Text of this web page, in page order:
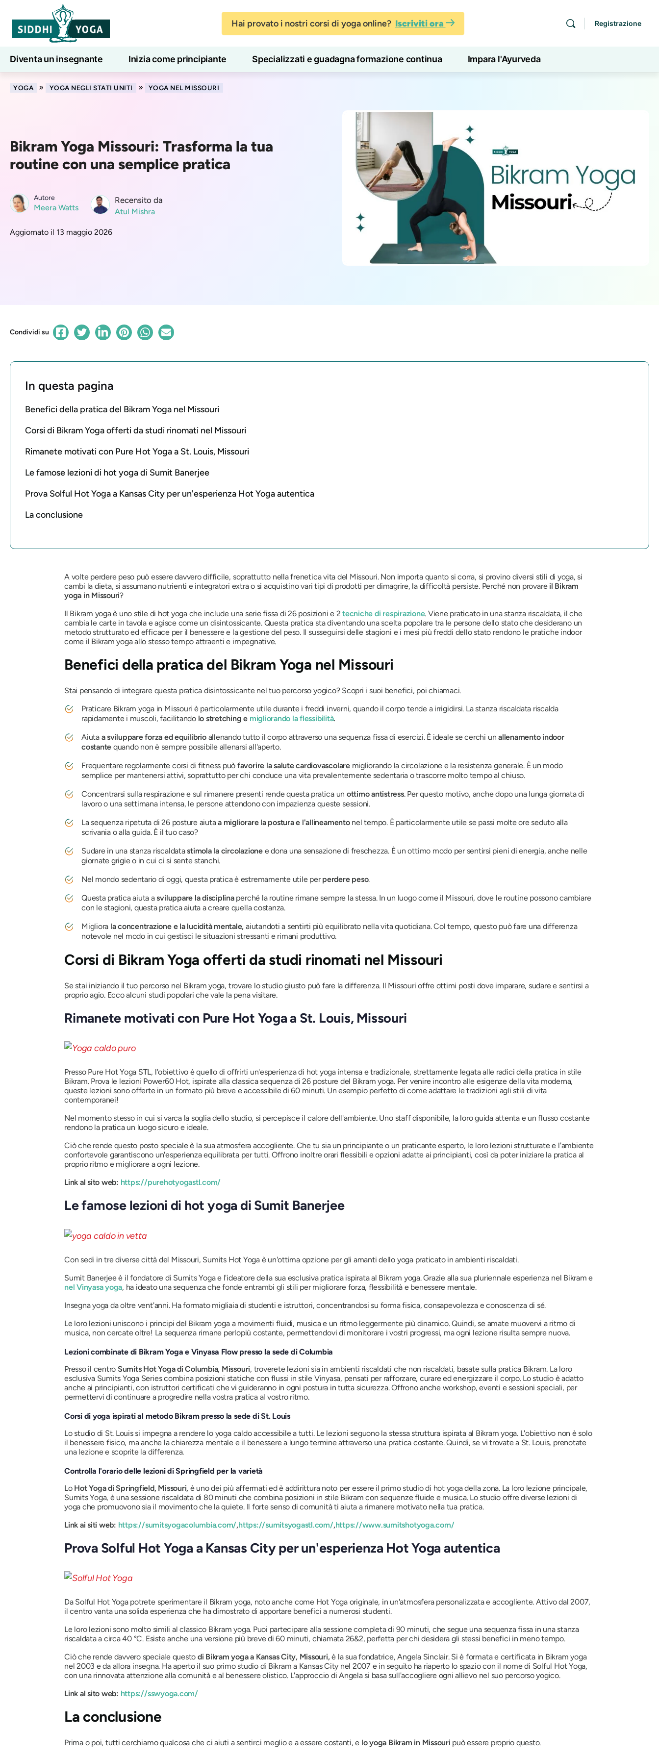
Hai provato i nostri corsi di yoga online? Iscriviti ora Registrazione
Diventa un insegnante Inizia come principiante Specializzati e guadagna formazione continua Impara l'Ayurveda
Lezioni di yoga online 7 giorni di benessere
YOGA » YOGA NEGLI STATI UNITI » YOGA NEL MISSOURI
Bikram Yoga Missouri: Trasforma la tua
routine con una semplice pratica
Autore
Meera Watts
Recensito da
Atul Mishra
Aggiornato il 13 maggio 2026
Condividi su
In questa pagina
Benefici della pratica del Bikram Yoga nel Missouri
Corsi di Bikram Yoga offerti da studi rinomati nel Missouri
Rimanete motivati ​​con Pure Hot Yoga a St. Louis, Missouri
Le famose lezioni di hot yoga di Sumit Banerjee
Prova Solful Hot Yoga a Kansas City per un'esperienza Hot Yoga autentica
La conclusione
A volte perdere peso può essere davvero difficile, soprattutto nella frenetica vita del Missouri. Non importa quanto si corra, si provino diversi stili di yoga, si
cambi la dieta, si assumano nutrienti e integratori extra o si acquistino vari tipi di prodotti per dimagrire, la difficoltà persiste. Perché non provare il Bikram
yoga in Missouri?
Il Bikram yoga è uno stile di hot yoga che include una serie fissa di 26 posizioni e 2tecniche di respirazione. Viene praticato in una stanza riscaldata, il che
cambia le carte in tavola e agisce come un disintossicante. Questa pratica sta diventando una scelta popolare tra le persone dello stato che desiderano un
metodo strutturato ed efficace per il benessere e la gestione del peso. Il susseguirsi delle stagioni e i mesi più freddi dello stato rendono le pratiche indoor
come il Bikram yoga allo stesso tempo attraenti e impegnative.
Benefici della pratica del Bikram Yoga nel Missouri
Stai pensando di integrare questa pratica disintossicante nel tuo percorso yogico? Scopri i suoi benefici, poi chiamaci.
Praticare Bikram yoga in Missouri è particolarmente utile durante i freddi inverni, quando il corpo tende a irrigidirsi. La stanza riscaldata riscalda
rapidamente i muscoli, facilitando lo stretching e migliorando la flessibilità.
Aiuta a sviluppare forza ed equilibrio allenando tutto il corpo attraverso una sequenza fissa di esercizi. È ideale se cerchi unallenamento indoor
costante quando non è sempre possibile allenarsi all'aperto.
Frequentare regolarmente corsi di fitness può favorire la salute cardiovascolaremigliorando la circolazione e la resistenza generale. È un modo
semplice per mantenersi attivi, soprattutto per chi conduce una vita prevalentemente sedentaria o trascorre molto tempo al chiuso.
Concentrarsi sulla respirazione e sul rimanere presenti rende questa pratica un ottimo antistress. Per questo motivo, anche dopo una lunga giornata di
lavoro o una settimana intensa, le persone attendono con impazienza queste sessioni.
La sequenza ripetuta di 26 posture aiutaa migliorare la postura e l'allineamentonel tempo. È particolarmente utile se passi molte ore seduto alla
scrivania o alla guida. È il tuo caso?
Sudare in una stanza riscaldatastimola la circolazione e dona una sensazione di freschezza. È un ottimo modo per sentirsi pieni di energia, anche nelle
giornate grigie o in cui ci si sente stanchi.
Nel mondo sedentario di oggi, questa pratica è estremamente utile perperdere peso.
Questa pratica aiuta asviluppare la disciplinaperché la routine rimane sempre la stessa. In un luogo come il Missouri, dove le routine possono cambiare
con le stagioni, questa pratica aiuta a creare quella costanza.
Migliora la concentrazione e la lucidità mentale, aiutandoti a sentirti più equilibrato nella vita quotidiana. Col tempo, questo può fare una differenza
notevole nel modo in cui gestisci le situazioni stressanti e rimani produttivo.
Corsi di Bikram Yoga offerti da studi rinomati nel Missouri
Se stai iniziando il tuo percorso nel Bikram yoga, trovare lo studio giusto può fare la differenza. Il Missouri offre ottimi posti dove imparare, sudare e sentirsi a
proprio agio. Ecco alcuni studi popolari che vale la pena visitare.
Rimanete motivati ​​con Pure Hot Yoga a St. Louis, Missouri
Presso Pure Hot Yoga STL, l'obiettivo è quello di offrirti un'esperienza di hot yoga intensa e tradizionale, strettamente legata alle radici della pratica in stile
Bikram. Prova le lezioni Power60 Hot, ispirate alla classica sequenza di 26 posture del Bikram yoga. Per venire incontro alle esigenze della vita moderna,
queste lezioni sono offerte in un formato più breve e accessibile di 60 minuti. Un esempio perfetto di come adattare le tradizioni agli stili di vita
contemporanei!
Nel momento stesso in cui si varca la soglia dello studio, si percepisce il calore dell'ambiente. Uno staff disponibile, la loro guida attenta e un flusso costante
rendono la pratica un luogo sicuro e ideale.
Ciò che rende questo posto speciale è la sua atmosfera accogliente. Che tu sia un principiante o un praticante esperto, le loro lezioni strutturate e l'ambiente
confortevole garantiscono un'esperienza equilibrata per tutti. Offrono inoltre orari flessibili e opzioni adatte ai principianti, così da poter iniziare la pratica al
proprio ritmo e migliorare a ogni lezione.
Link al sito web: https://purehotyogastl.com/
Le famose lezioni di hot yoga di Sumit Banerjee
Con sedi in tre diverse città del Missouri, Sumits Hot Yoga è un'ottima opzione per gli amanti dello yoga praticato in ambienti riscaldati.
Sumit Banerjee è il fondatore di Sumits Yoga e l'ideatore della sua esclusiva pratica ispirata al Bikram yoga. Grazie alla sua pluriennale esperienza nel Bikram e
nel Vinyasa yoga, ha ideato una sequenza che fonde entrambi gli stili per migliorare forza, flessibilità e benessere mentale.
Insegna yoga da oltre vent'anni. Ha formato migliaia di studenti e istruttori, concentrandosi su forma fisica, consapevolezza e conoscenza di sé.
Le loro lezioni uniscono i principi del Bikram yoga a movimenti fluidi, musica e un ritmo leggermente più dinamico. Quindi, se amate muovervi a ritmo di
musica, non cercate oltre! La sequenza rimane perlopiù costante, permettendovi di monitorare i vostri progressi, ma ogni lezione risulta sempre nuova.
Lezioni combinate di Bikram Yoga e Vinyasa Flow presso la sede di Columbia
Presso il centro Sumits Hot Yoga di Columbia, Missouri, troverete lezioni sia in ambienti riscaldati che non riscaldati, basate sulla pratica Bikram. La loro
esclusiva Sumits Yoga Series combina posizioni statiche con flussi in stile Vinyasa, pensati per rafforzare, curare ed energizzare il corpo. Lo studio è adatto
anche ai principianti, con istruttori certificati che vi guideranno in ogni postura in tutta sicurezza. Offrono anche workshop, eventi e sessioni speciali, per
permettervi di continuare a progredire nella vostra pratica al vostro ritmo.
Corsi di yoga ispirati al metodo Bikram presso la sede di St. Louis
Lo studio di St. Louis si impegna a rendere lo yoga caldo accessibile a tutti. Le lezioni seguono la stessa struttura ispirata al Bikram yoga. L'obiettivo non è solo
il benessere fisico, ma anche la chiarezza mentale e il benessere a lungo termine attraverso una pratica costante. Quindi, se vi trovate a St. Louis, prenotate
una lezione e scoprite la differenza.
Controlla l'orario delle lezioni di Springfield per la varietà
Lo Hot Yoga di Springfield, Missouri, è uno dei più affermati ed è addirittura noto per essere il primo studio di hot yoga della zona. La loro lezione principale,
Sumits Yoga, è una sessione riscaldata di 80 minuti che combina posizioni in stile Bikram con sequenze fluide e musica. Lo studio offre diverse lezioni di
yoga che promuovono sia il movimento che la quiete. Il forte senso di comunità ti aiuta a rimanere motivato nella tua pratica.
Link ai siti web: https://sumitsyogacolumbia.com/,https://sumitsyogastl.com/,https://www.sumitshotyoga.com/
Prova Solful Hot Yoga a Kansas City per un'esperienza Hot Yoga autentica
Da Solful Hot Yoga potrete sperimentare il Bikram yoga, noto anche come Hot Yoga originale, in un'atmosfera personalizzata e accogliente. Attivo dal 2007,
il centro vanta una solida esperienza che ha dimostrato di apportare benefici a numerosi studenti.
Le loro lezioni sono molto simili al classico Bikram yoga. Puoi partecipare alla sessione completa di 90 minuti, che segue una sequenza fissa in una stanza
riscaldata a circa 40 °C. Esiste anche una versione più breve di 60 minuti, chiamata 26&2, perfetta per chi desidera gli stessi benefici in meno tempo.
Ciò che rende davvero speciale questo di Bikram yoga a Kansas City, Missouri,è la sua fondatrice, Angela Sinclair. Si è formata e certificata in Bikram yoga
nel 2003 e da allora insegna. Ha aperto il suo primo studio di Bikram a Kansas City nel 2007 e in seguito ha riaperto lo spazio con il nome di Solful Hot Yoga,
con una rinnovata attenzione alla comunità e al benessere olistico. L'approccio di Angela si basa sull'accogliere ogni allievo nel suo percorso yogico.
Link al sito web: https://sswyoga.com/
La conclusione
Prima o poi, tutti cerchiamo qualcosa che ci aiuti a sentirci meglio e a essere costanti, e lo yoga Bikram in Missouri può essere proprio questo.